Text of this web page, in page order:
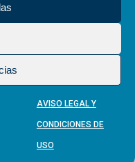
AVISO LEGAL Y
CONDICIONES DE
USO
-Política de